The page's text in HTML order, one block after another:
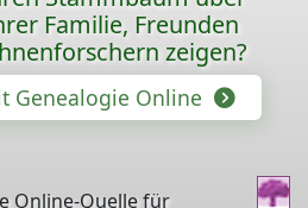
Familie, Freunden
zeigen?
Genealogie Online
Online-Quelle für